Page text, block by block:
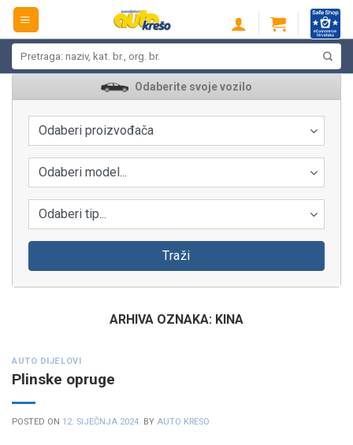
Skip
content
Odaberite svoje vozilo
Odaberi proizvođača
Odaberi model...
Odaberi tip...
Traži
ARHIVA OZNAKA: KINA
AUTO DIJELOVI
Plinske opruge
POSTED ON 12. SIJEČNJA 2024. BY AUTO KRESO